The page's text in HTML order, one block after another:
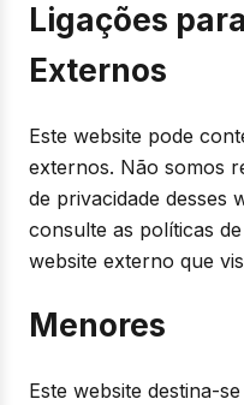
Ligações
Externos
Este website pode
externos. Não somos
de privacidade desses
consulte as políticas
website externo que
Menores
Este website destina-